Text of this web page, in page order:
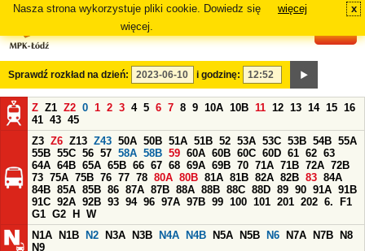
Nasza strona wykorzystuje pliki cookie. Dowiedz się
więcej.
więcej x
Sprawdź rozkład na dzień: i godzinę:
Z Z1 Z2 0 1 2 3 4 5 6 7 8 9 10A 10B 11 12 13 14 15 16
41 43 45
Z3 Z6 Z13 Z43 50A 50B 51A 51B 52 53A 53C 53B 54B 55A
55B 55C 56 57 58A 58B 59 60A 60B 60C 60D 61 62 63
64A 64B 65A 65B 66 67 68 69A 69B 70 71A 71B 72A 72B
73 75A 75B 76 77 78 80A 80B 81A 81B 82A 82B 83 84A
84B 85A 85B 86 87A 87B 88A 88B 88C 88D 89 90 91A 91B
91C 92A 92B 93 94 96 97A 97B 99 100 101 201 202 6.
F1
G1 G2 H
W
N1A
N1B N2 N3A N3B N4A N4B N5A N5B N6 N7A N7B
N8
N9